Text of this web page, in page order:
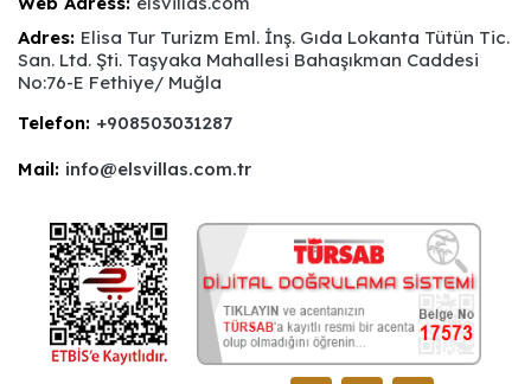
Adres: Elisa Tur Turizm Eml. İnş. Gıda Lokanta Tütün Tic.
San. Ltd. Şti. Taşyaka Mahallesi Bahaşıkman Caddesi
No:76-E Fethiye/ Muğla
Telefon: +908503031287
Mail: info@elsvillas.com.tr